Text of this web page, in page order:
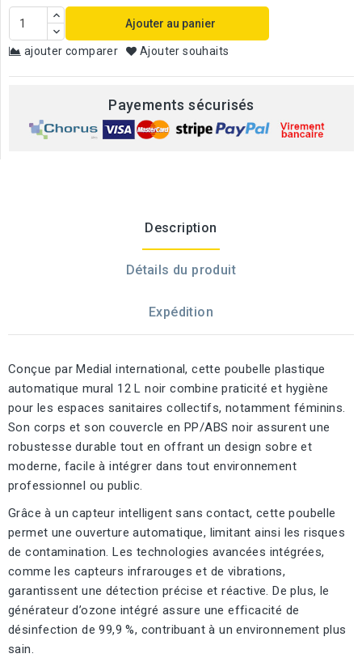
Ajouter au panier
ajouter comparer Ajouter souhaits
Payements sécurisés
Description
Détails du produit
Expédition
Conçue par Medial international, cette poubelle plastique
automatique mural 12 L noir combine praticité et hygiène
pour les espaces sanitaires collectifs, notamment féminins.
Son corps et son couvercle en PP/ABS noir assurent une
robustesse durable tout en offrant un design sobre et
moderne, facile à intégrer dans tout environnement
professionnel ou public.
Grâce à un capteur intelligent sans contact, cette poubelle
permet une ouverture automatique, limitant ainsi les risques
de contamination. Les technologies avancées intégrées,
comme les capteurs infrarouges et de vibrations,
garantissent une détection précise et réactive. De plus, le
générateur d’ozone intégré assure une efficacité de
désinfection de 99,9 %, contribuant à un environnement plus
sain.